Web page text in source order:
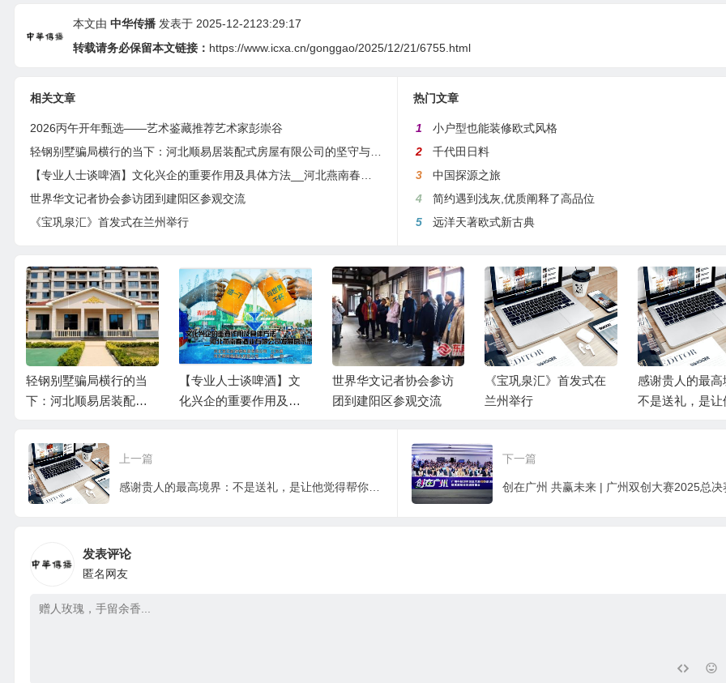
本文由 中华传播发表于 2025-12-2123:29:17
转载请务必保留本文链接： https://www.icxa.cn/gonggao/2025/12/21/6755.html
相关文章
2026丙午开年甄选——艺术鉴藏推荐艺术家彭崇谷
轻钢别墅骗局横行的当下：河北顺易居装配式房屋有限公司的坚守与启示
【专业人士谈啤酒】文化兴企的重要作用及具体方法__河北燕南春酒业有限公司发展启示录
世界华文记者协会参访团到建阳区参观交流
《宝巩泉汇》首发式在兰州举行
热门文章
1
小户型也能装修欧式风格
2
千代田日料
3
中国探源之旅
4
简约遇到浅灰,优质阐释了高品位
5
远洋天著欧式新古典
轻钢别墅骗局横行的当
下：河北顺易居装配式
启示
【专业人士谈啤酒】文
化兴企的重要作用及具
世界华文记者协会参访
团到建阳区参观交流
《宝巩泉汇》首发式在
兰州举行
感谢贵人的最高
不是送礼，是让
上一篇
感谢贵人的最高境界：不是送礼，是让他觉得帮你值得
下一篇
发表评论
匿名网友